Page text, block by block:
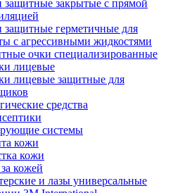
защитные закрытые с прямой
защитные герметичные для
с агрессивными жидкостями
очки специализированные
лицевые
лицевые защитные для
средства
системы
кожи
кожи
кожей
и лазы универсальные